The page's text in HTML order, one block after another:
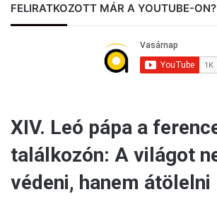
FELIRATKOZOTT MÁR A YOUTUBE-ON?